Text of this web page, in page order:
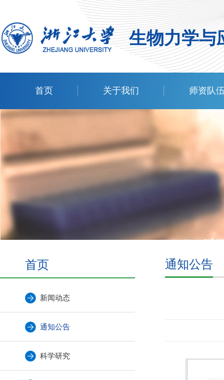
生物力学与
首页 关于我们 师资队
首页
新闻动态
通知公告
科学研究
通知公告